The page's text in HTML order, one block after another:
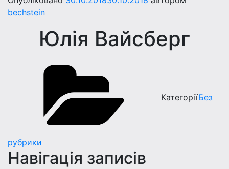
bechstein
Юлiя Вайсберг
КатегоріїБез
рубрики
Навігація записів